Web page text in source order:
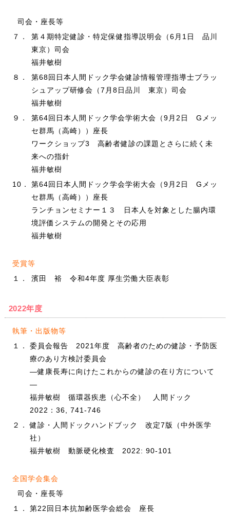
司会・座長等
７．
第４期特定健診・特定保健指導説明会（6月1日 品川
東京）司会
福井敏樹
８．
第68回日本人間ドック学会健診情報管理指導士ブラッ
シュアップ研修会（7月8日品川 東京）司会
福井敏樹
９．
第64回日本人間ドック学会学術大会（9月2日 Gメッ
セ群馬（高崎））座長
ワークショップ3 高齢者健診の課題とさらに続く未
来への指針
福井敏樹
10．
第64回日本人間ドック学会学術大会（9月2日 Gメッ
セ群馬（高崎））座長
ランチョンセミナー１３ 日本人を対象とした腸内環
境評価システムの開発とその応用
福井敏樹
受賞等
１．
濱田 裕 令和4年度 厚生労働大臣表彰
2022年度
執筆・出版物等
１．
委員会報告 2021年度 高齢者のための健診・予防医
療のあり方検討委員会
―健康長寿に向けたこれからの健診の在り方について
―
福井敏樹 循環器疾患（心不全） 人間ドック
2022：36, 741-746
２．
健診・人間ドックハンドブック 改定7版（中外医学
社）
福井敏樹 動脈硬化検査 2022: 90-101
全国学会集会
司会・座長等
１．
第22回日本抗加齢医学会総会 座長